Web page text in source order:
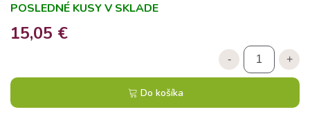
POSLEDNÉ KUSY V SKLADE
15,05 €
- +
Do košíka